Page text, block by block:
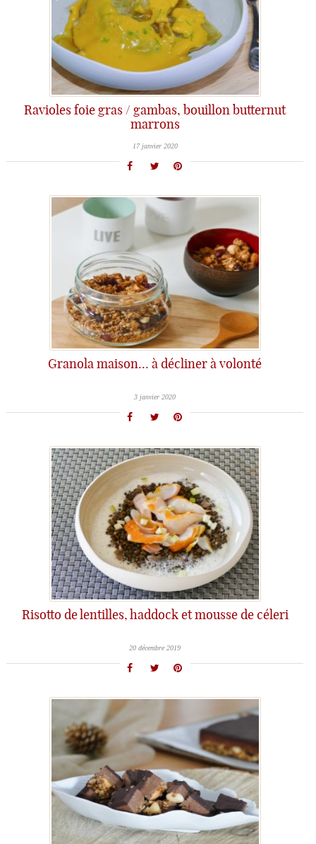
Ravioles foie gras / gambas, bouillon butternut
marrons
17 janvier 2020
Granola maison… à décliner à volonté
3 janvier 2020
Risotto de lentilles, haddock et mousse de céleri
20 décembre 2019